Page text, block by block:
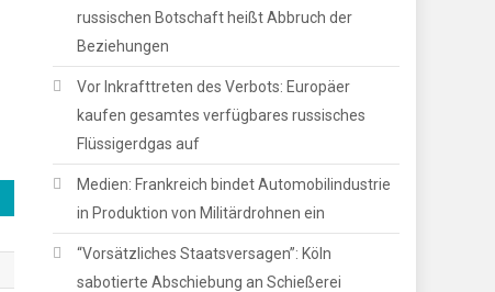
russischen Botschaft heißt Abbruch der
Beziehungen
Vor Inkrafttreten des Verbots: Europäer
kaufen gesamtes verfügbares russisches
Flüssigerdgas auf
Medien: Frankreich bindet Automobilindustrie
in Produktion von Militärdrohnen ein
“Vorsätzliches Staatsversagen”: Köln
sabotierte Abschiebung an Schießerei